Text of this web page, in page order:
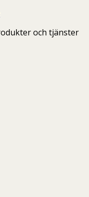
och tjänster